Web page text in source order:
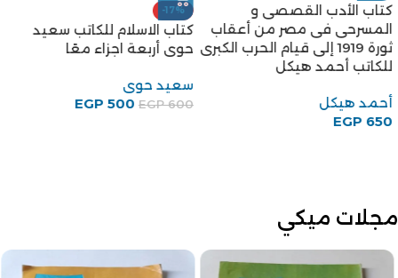
كتاب الأدب القصصى و
المسرحى فى مصر من أعقاب
ثورة 1919 إلى قيام الحرب الكبرى
للكاتب أحمد هيكل
أحمد هيكل
EGP 650
-17%
كتاب الاسلام للكاتب سعيد
حوى أربعة اجزاء معًا
سعيد حوى
EGP600
EGP 500
مجلات ميكي